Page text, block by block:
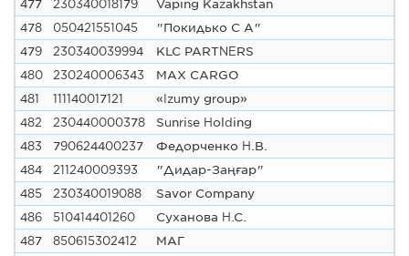
477
230340018179
Vaping Kazakhstan
478
050421551045
"Покидько С А"
479
230340039994
KLC PARTNERS
480
230240006343
MAX CARGO
481
111140017121
«Izumy group»
482
230440000378
Sunrise Holding
483
790624400237
Федорченко Н.В.
484
211240009393
"Дидар-Заңғар"
485
230340019088
Savor Company
486
510414401260
Суханова Н.С.
487
850615302412
МАГ